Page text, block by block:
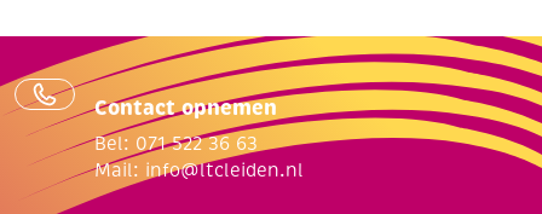
Contact opnemen
Bel: 071 522 36 63
Mail: info@ltcleiden.nl